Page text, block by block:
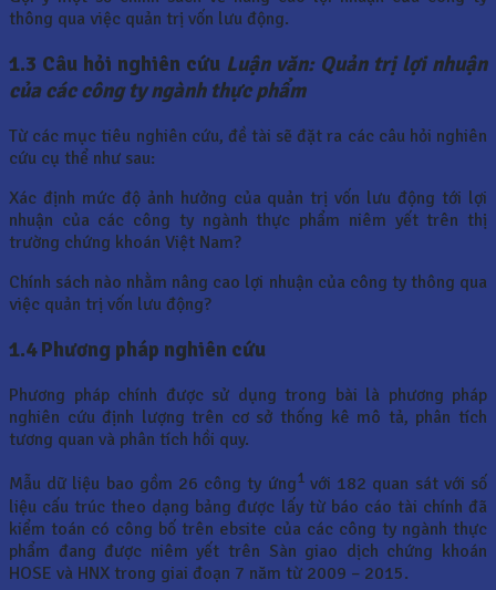
thông qua việc quản trị vốn lưu động.
1.3 Câu hỏi nghiên cứu Luận văn: Quản trị lợi nhuận
của các công ty ngành thực phẩm
Từ các mục tiêu nghiên cứu, đề tài sẽ đặt ra các câu hỏi nghiên
cứu cụ thể như sau:
Xác định mức độ ảnh hưởng của quản trị vốn lưu động tới lợi
nhuận của các công ty ngành thực phẩm niêm yết trên thị
trường chứng khoán Việt Nam?
Chính sách nào nhằm nâng cao lợi nhuận của công ty thông qua
việc quản trị vốn lưu động?
1.4 Phương pháp nghiên cứu
Phương pháp chính được sử dụng trong bài là phương pháp
nghiên cứu định lượng trên cơ sở thống kê mô tả, phân tích
tương quan và phân tích hồi quy.
Mẫu dữ liệu bao gồm 26 công ty ứng1với 182 quan sát với số
liệu cấu trúc theo dạng bảng được lấy từ báo cáo tài chính đã
kiểm toán có công bố trên ebsite của các công ty ngành thực
phẩm đang được niêm yết trên Sàn giao dịch chứng khoán
HOSE và HNX trong giai đoạn 7 năm từ 2009 – 2015.